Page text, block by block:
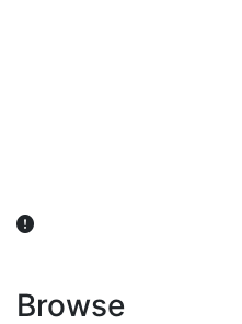
Browse